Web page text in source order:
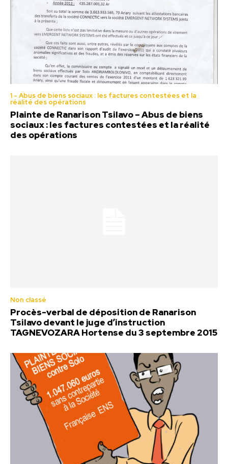
1 - Abus de biens sociaux : les factures contestées et la
réalité des opérations
Plainte de Ranarison Tsilavo – Abus de biens
sociaux : les factures contestées et la réalité
des opérations
Non classé
Procès-verbal de déposition de Ranarison
Tsilavo devant le juge d’instruction
TAGNEVOZARA Hortense du 3 septembre 2015